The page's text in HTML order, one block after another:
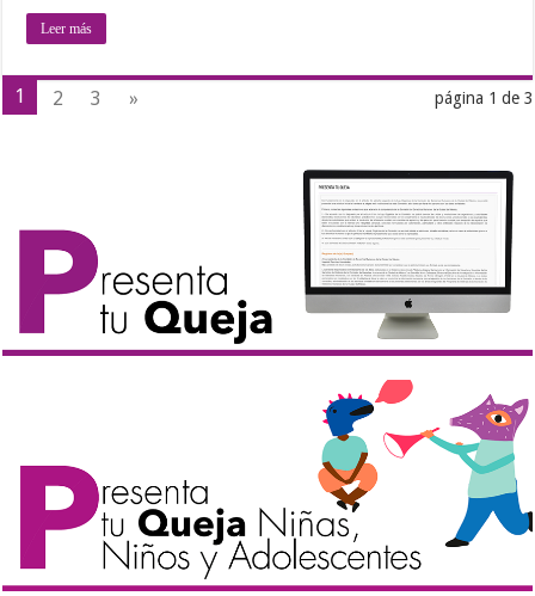
Leer más
página 1 de 3
1 2 3 »